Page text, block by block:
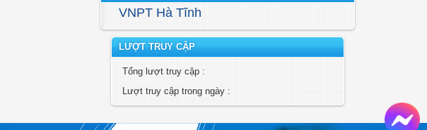
VNPT Hà Tĩnh
LƯỢT TRUY CẬP
Tổng lượt truy cập :
Lượt truy cập trong ngày :